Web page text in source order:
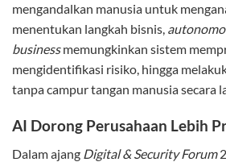
mengandalkan manusia untuk
menentukan langkah bisnis,
businessmemungkinkan sistem
mengidentifikasi risiko, hingga
tanpa campur tangan manusia secara
AI Dorong Perusahaan Lebih
Dalam ajang Digital & Security Forum